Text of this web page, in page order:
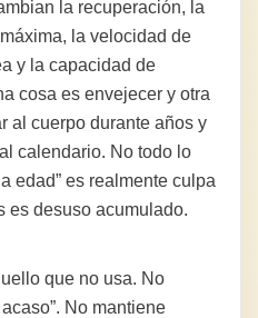
la recuperación, la
la velocidad de
y la capacidad de
cosa es envejecer y otra
al cuerpo durante años y
calendario. No todo lo
edad” es realmente culpa
es desuso acumulado.
que no usa. No
No mantiene